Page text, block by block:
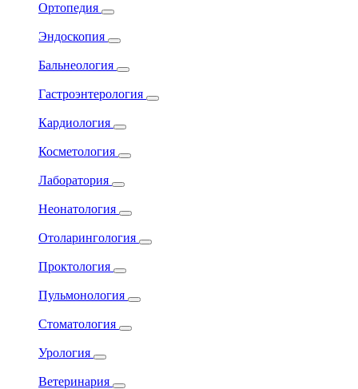
Ортопедия
Эндоскопия
Бальнеология
Гастроэнтерология
Кардиология
Косметология
Лаборатория
Неонатология
Отоларингология
Проктология
Пульмонология
Стоматология
Урология
Ветеринария